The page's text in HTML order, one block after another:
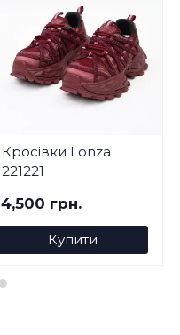
Кросівки Lonza
221221
4,500 грн.
Купити